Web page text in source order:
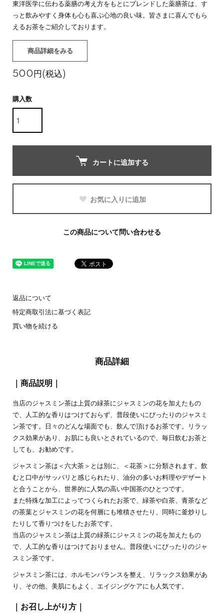
東洋医学に伝わる薬膳の考え方をもとにブレンドした薬膳茶は、す
っと飲みやすく身体も心も喜ぶ心地の良い味。皆さまに喜んでもら
えるお茶をご紹介しております。
商品詳細をみる
500円(税込)
購入数
カートに追加する
お気に入りに追加
この商品について問い合わせる
返品について
特定商取引法に基づく表記
買い物を続ける
商品詳細
｜商品説明｜
当店のジャスミン茶は上質の緑茶にジャスミンの花を加えたもの
で、人工的な香りはつけておらず、普段使いにぴったりのジャスミ
ン茶です。日々のどんな場面でも、飲んで頂けるお茶です。リラッ
クス効果があり、お肌にも良いとされているので、毎日飲むお茶と
しても、お勧めです。
ジャスミン茶は＜六大茶＞とは別に、＜花茶＞に分類されます。飲
むと口中がサッパリと感じられたり、油分の多いお料理やデザート
と合うことから、世界的に人気の高い中国茶のひとつです。
また特殊な加工によってつくられたお茶で、緑茶や白茶、青茶など
の茶葉とジャスミンの花を何層にも堆積させたり、同時に釜炒りし
たりして香りつけをしたお茶です。
当店のジャスミン茶は上質の緑茶にジャスミンの花を加えたもの
で、人工的な香りはつけておりません。普段使いにぴったりのジャ
スミン茶です。
ジャスミン茶には、ホルモンバランスを整え、リラックス効果があ
り、その他、美肌にもよく、エイジングケアにも人気です。
｜お召し上がり方｜